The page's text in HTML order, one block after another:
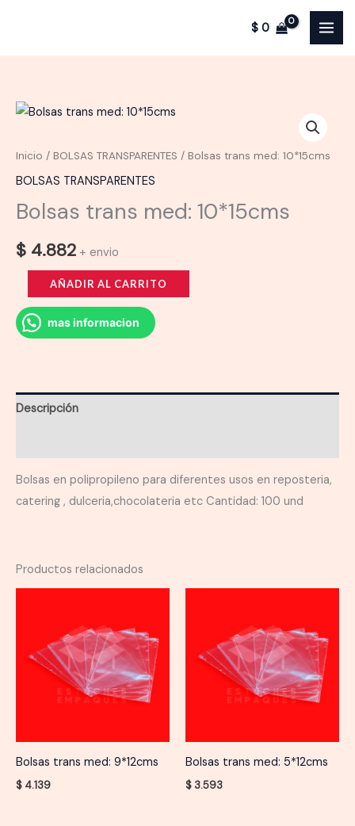
contenido
$0
Inicio / BOLSAS TRANSPARENTES / Bolsas trans med: 10*15cms
BOLSAS TRANSPARENTES
Bolsas trans med: 10*15cms
$ 4.882 + envio
trans
med:
AÑADIR AL CARRITO
mas informacion
Descripción
Bolsas en polipropileno para diferentes usos en reposteria,
catering , dulceria,chocolateria etc Cantidad: 100 und
Productos relacionados
Bolsas trans med: 9*12cms
$ 4.139
Bolsas trans med: 5*12cms
$ 3.593